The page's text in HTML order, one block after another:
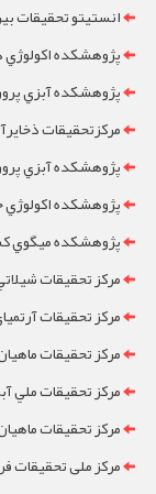
انستیتو تحقیقات
پژوهشکده
پژوهشکده آبزي
مرکزتحقيقات
پژوهشکده آبزي
پژوهشکده
پژوهشکده ميگوي
مرکز تحقيقات
مرکز تحقيقات
مرکز تحقيقات
مرکز تحقيقات ملي
مرکز تحقيقات
مرکز ملی تحقیقات